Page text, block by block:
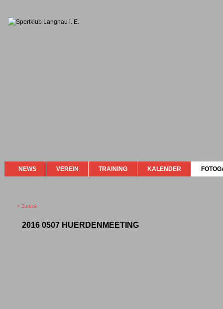
NEWS VEREIN TRAINING KALENDER
> Zurück
2016 0507 HUERDENMEETING